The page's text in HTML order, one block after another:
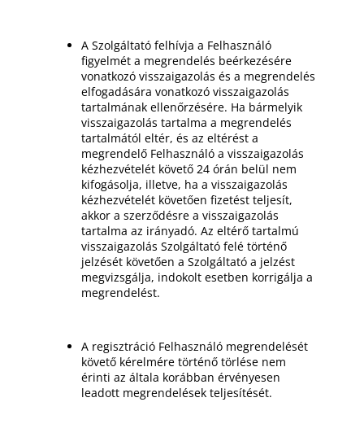
A Szolgáltató felhívja a Felhasználó
figyelmét a megrendelés beérkezésére
vonatkozó visszaigazolás és a megrendelés
elfogadására vonatkozó visszaigazolás
tartalmának ellenőrzésére. Ha bármelyik
visszaigazolás tartalma a megrendelés
tartalmától eltér, és az eltérést a
megrendelő Felhasználó a visszaigazolás
kézhezvételét követő 24 órán belül nem
kifogásolja, illetve, ha a visszaigazolás
kézhezvételét követően fizetést teljesít,
akkor a szerződésre a visszaigazolás
tartalma az irányadó. Az eltérő tartalmú
visszaigazolás Szolgáltató felé történő
jelzését követően a Szolgáltató a jelzést
megvizsgálja, indokolt esetben korrigálja a
megrendelést.
A regisztráció Felhasználó megrendelését
követő kérelmére történő törlése nem
érinti az általa korábban érvényesen
leadott megrendelések teljesítését.